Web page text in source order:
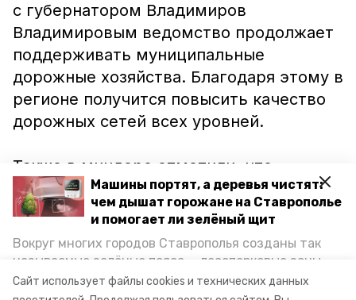
Сайт использует файлы cookies и технических данных
Машины портят, а деревья чистят:
чем дышат горожане на Ставрополье
и помогает ли зелёный щит
Вокруг многих городов Ставрополья созданы так
называемые зелёные пояса — лесопарковые зоны,
снижающие негативное воздействие выхлопных
газов на атмосферу. Справляются ли они с
с губернатором Владимиров
Владимировым ведомство продолжает
поддерживать муниципальные
дорожные хозяйства. Благодаря этому в
регионе получится повысить качество
дорожных сетей всех уровней.
Также в миндоре отметили, что
региональные дороги Ставрополья
входят в число лучших по стране. В
выделили более 2,5 миллиарда рублей
на ремонт трасс в 113 муниципальных